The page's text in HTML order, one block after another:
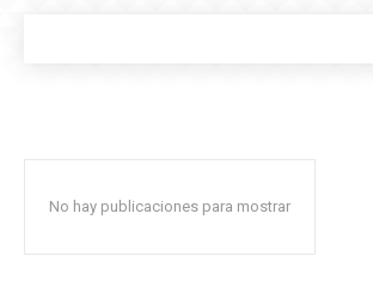
No hay publicaciones para mostrar